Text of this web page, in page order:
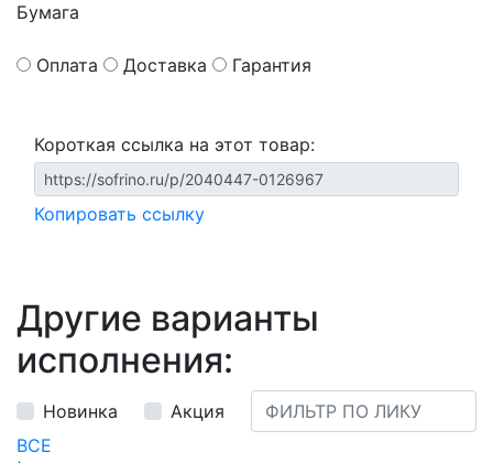
Бумага
Оплата Доставка Гарантия
Короткая ссылка на этот товар:
Копировать ссылку
Другие варианты
исполнения:
Новинка
Акция
ВСЕ